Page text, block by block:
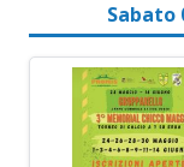
Sabato